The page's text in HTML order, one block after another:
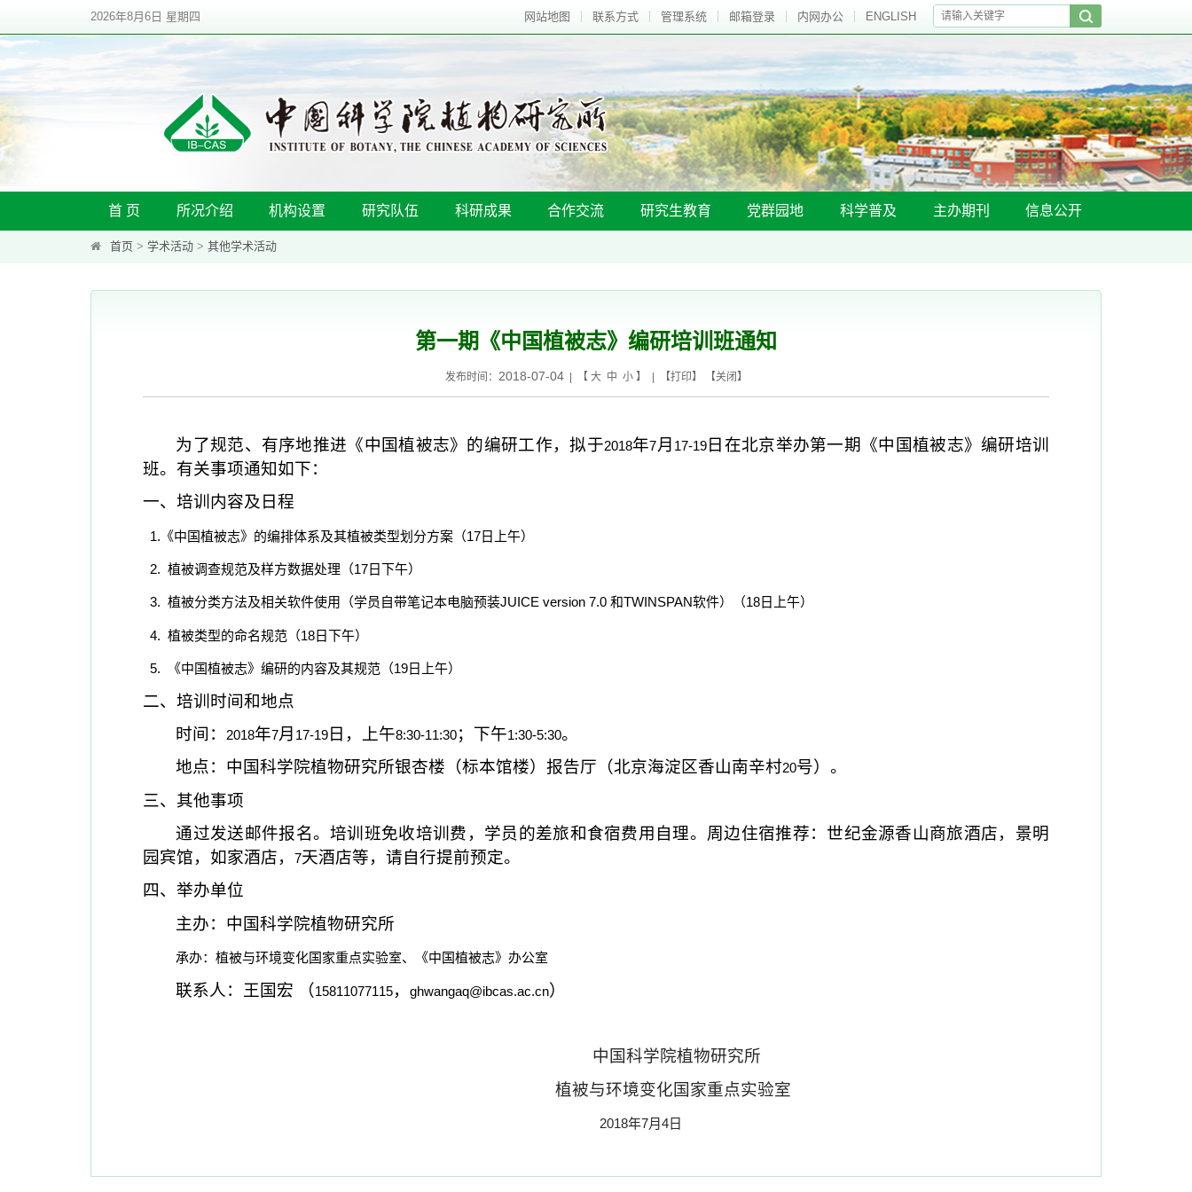
2026年8月6日 星期四 网站地图 联系方式 管理系统 邮箱登录 内网办公 ENGLISH
首 页 所况介绍 机构设置 研究队伍 科研成果 合作交流 研究生教育 党群园地 科学普及 主办期刊 信息公开
首页 > 学术活动 > 其他学术活动
第一期《中国植被志》编研培训班通知
发布时间： 2018-07-04| 【 大 中 小】 | 【打印】 【关闭 】
为了规范、有序地推进《中国植被志》的编研工作，拟于2018年7月 17-19日在北京举办第一期《中国植被志》编研培训
班。有关事项通知如下：
一、培训内容及日程
1. 《中国植被志》的编排体系及其植被类型划分方案（17日上午）
2. 植被调查规范及样方数据处理（17日下午）
3. 植被分类方法及相关软件使用（学员自带笔记本电脑预装JUICE version 7.0 和TWINSPAN软件）（18日上午）
4. 植被类型的命名规范（18日下午）
5. 《中国植被志》编研的内容及其规范（19日上午）
二、培训时间和地点
时间：
2018年7月 17-19 日，上午8:30-11:30；下午1:30-5:30。
地点：中国科学院植物研究所银杏楼（标本馆楼）报告厅（北京海淀区香山南辛村20号）。
三、其他事项
通过发送邮件报名。培训班免收培训费，学员的差旅和食宿费用自理。周边住宿推荐：世纪金源香山商旅酒店，景明
园宾馆，如家酒店，
7天酒店等，请自行提前预定。
四、举办单位
主办：中国科学院植物研究所
承办：植被与环境变化国家重点实验室、 《中国植被志》办公室
联系人：王国宏 （15811077115，ghwangaq@ibcas.ac.cn）
中国科学院植物研究所
植被与环境变化国家重点实验室
2018年7月4日